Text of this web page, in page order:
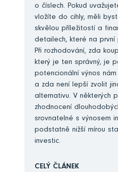
o číslech. Pokud
vložíte do cihly, měli
skvělou příležitostí a
detailech, které na první
Při rozhodování, zda
který je ten správný, je
potencionální výnos
a zda není lepší zvolit
alternativu. V některých
zhodnocení
srovnatelné s výnosem
podstatně nižší mírou
investic.
CELÝ ČLÁNEK